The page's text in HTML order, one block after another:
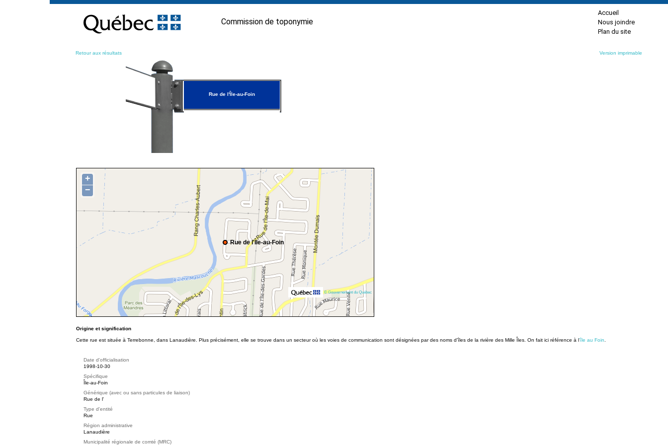
contenu
Commission de toponymie
Accueil
Nous joindre
Plan du site
Retour aux résultats Version imprimable
Rue de l'Île-au-Foin
Rue de l'Île-au-Foin
+
−
© Gouvernement du Québec
Origine et signification
Cette rue est située à Terrebonne, dans Lanaudière. Plus précisément, elle se trouve dans un secteur où les voies de communication sont désignées par des noms d'îles de la rivière des Mille Îles. On fait ici référence à l'île au Foin
Date d'officialisation
1998-10-30
Spécifique
Île-au-Foin
Générique (avec ou sans particules de liaison)
Rue de l'
Type d'entité
Rue
Région administrative
Lanaudière
Municipalité régionale de comté (MRC)